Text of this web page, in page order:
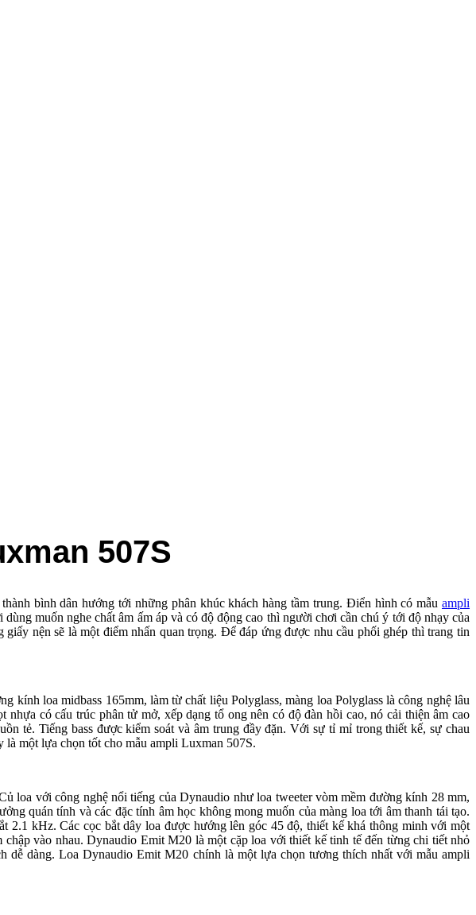
507S
bình dân hướng tới những phân khúc khách hàng tầm trung. Điển hình có mẫuampli
muốn nghe chất âm ấm áp và có độ động cao thì người chơi cần chú ý tới độ nhạy của
nện sẽ là một điểm nhấn quan trọng. Để đáp ứng được nhu cầu phối ghép thì trang tin
loa midbass 165mm, làm từ chất liệu Polyglass, màng loa Polyglass là công nghệ lâu
có cấu trúc phân tử mở, xếp dạng tổ ong nên có độ đàn hồi cao, nó cải thiện âm cao
tẻ. Tiếng bass được kiểm soát và âm trung đầy đặn. Với sự tỉ mỉ trong thiết kế, sự chau
là một lựa chọn tốt cho mẫu ampli Luxman 507S.
loa với công nghệ nổi tiếng của Dynaudio như loa tweeter vòm mềm đường kính 28 mm,
quán tính và các đặc tính âm học không mong muốn của màng loa tới âm thanh tái tạo.
2.1 kHz. Các cọc bắt dây loa được hướng lên góc 45 độ, thiết kế khá thông minh với một
vào nhau. Dynaudio Emit M20 là một cặp loa với thiết kế tinh tế đến từng chi tiết nhỏ
dễ dàng. Loa Dynaudio Emit M20 chính là một lựa chọn tương thích nhất với mẫu ampli